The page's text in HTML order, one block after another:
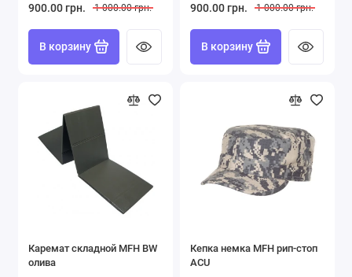
900.00 грн. 1 000.00 грн.
В корзину
900.00 грн. 1 000.00 грн.
В корзину
Каремат складной MFH BW
олива
Кепка немка MFH рип-стоп
ACU